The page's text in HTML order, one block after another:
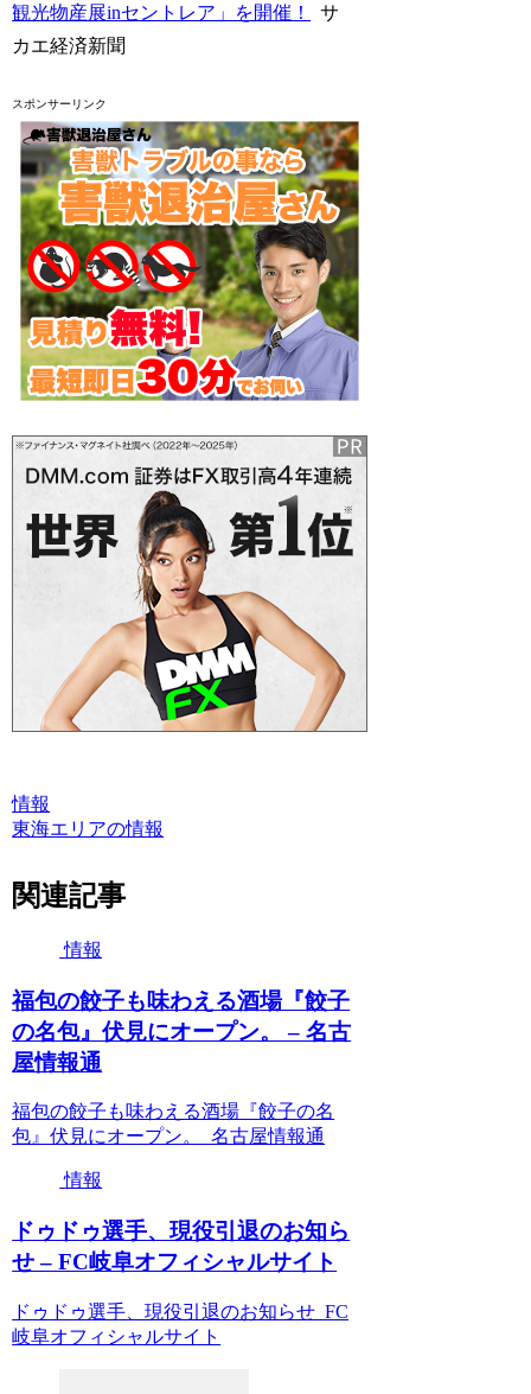
観光物産展inセントレア」を開催！
サ
カエ経済新聞
スポンサーリンク
情報
東海エリアの情報
関連記事
情報
福包の餃子も味わえる酒場『餃子
の名包』伏見にオープン。 – 名古
屋情報通
福包の餃子も味わえる酒場『餃子の名
包』伏見にオープン。 名古屋情報通
情報
ドゥドゥ選手、現役引退のお知ら
せ – FC岐阜オフィシャルサイト
ドゥドゥ選手、現役引退のお知らせ FC
岐阜オフィシャルサイト